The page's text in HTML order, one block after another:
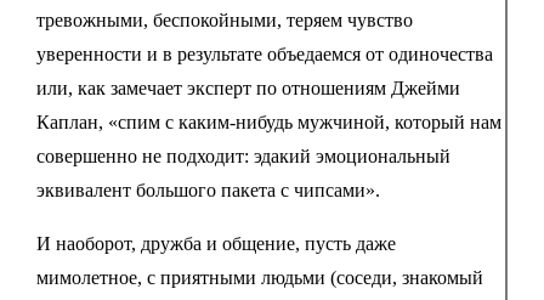
тревожными, беспокойными, теряем чувство
уверенности и в результате объедаемся от одиночества
или, как замечает эксперт по отношениям Джейми
Каплан, «спим с каким-нибудь мужчиной, который нам
совершенно не подходит: эдакий эмоциональный
эквивалент большого пакета с чипсами».
И наоборот, дружба и общение, пусть даже
мимолетное, с приятными людьми (соседи, знакомый